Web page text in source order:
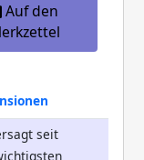
Auf den
seit